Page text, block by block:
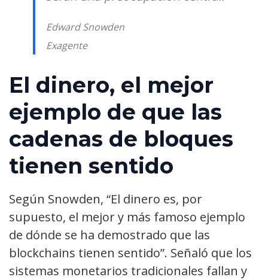
Edward Snowden
Exagente
El dinero, el mejor
ejemplo de que las
cadenas de bloques
tienen sentido
Según Snowden, “El dinero es, por
supuesto, el mejor y más famoso ejemplo
de dónde se ha demostrado que las
blockchains tienen sentido”. Señaló que los
sistemas monetarios tradicionales fallan y